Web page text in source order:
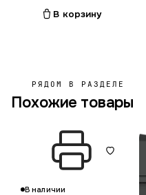
В корзину
РЯДОМ В РАЗДЕЛЕ
Похожие товары
В наличии